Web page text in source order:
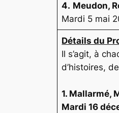
4. Meudon,
Mardi 5 mai
Détails du
Il s’agit, à
d’histoires,
1. Mallarmé,
Mardi 16